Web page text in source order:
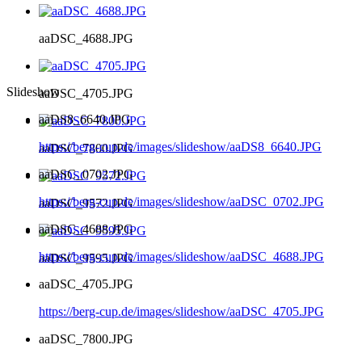
aaDSC_4688.JPG
aaDSC_4705.JPG
aaDSC_7800.JPG
aaDSC_9572.JPG
aaDSC_9595.JPG
Slideshow
aaDS8_6640.JPG
https://berg-cup.de/images/slideshow/aaDS8_6640.JPG
aaDSC_0702.JPG
https://berg-cup.de/images/slideshow/aaDSC_0702.JPG
aaDSC_4688.JPG
https://berg-cup.de/images/slideshow/aaDSC_4688.JPG
aaDSC_4705.JPG
https://berg-cup.de/images/slideshow/aaDSC_4705.JPG
aaDSC_7800.JPG